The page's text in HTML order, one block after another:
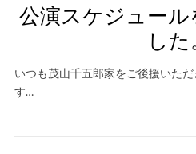
公演スケジュール
した
いつも茂山千五郎家をご後援いた
す…